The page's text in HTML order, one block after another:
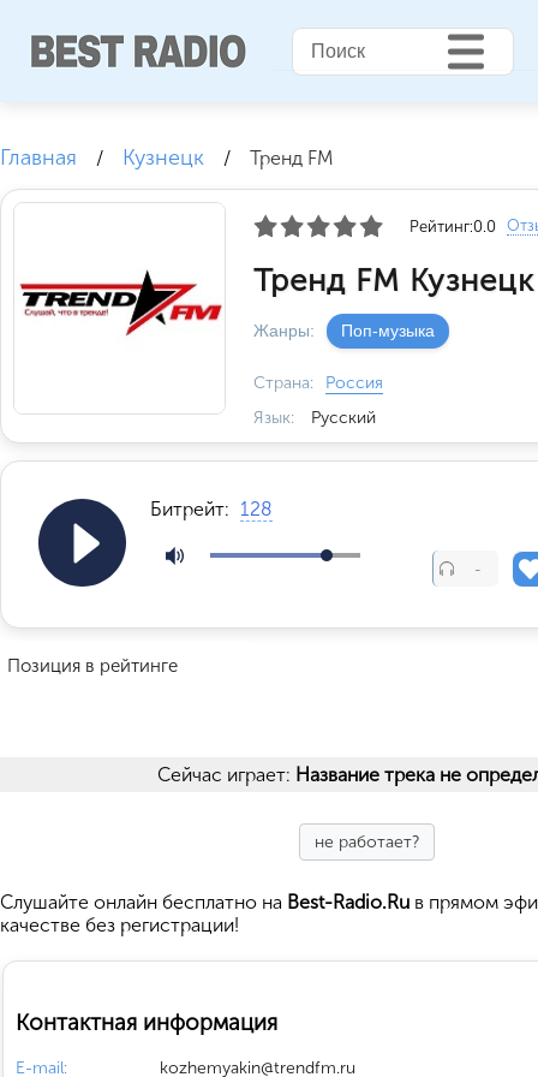
Главная / Кузнецк / Тренд FM
Рейтинг:0.0
Тренд FM
Жанры: Поп-музыка
Страна:
Россия
Язык:
Русский
Битрейт: 128
-
Позиция в рейтинге
Сейчас играет: Название трека не
не работает?
Cлушайте онлайн бесплатно на Best-Radio.Ru в прямом
качестве без регистрации!
Контактная информация
E-mail: kozhemyakin@trendfm.ru